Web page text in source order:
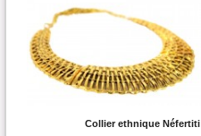
Collier ethnique Néfertiti